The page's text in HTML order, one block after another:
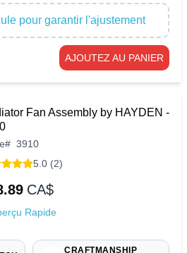
pour garantir l'ajustement
AJOUTEZ AU PANIER
Fan Assembly by HAYDEN -
# 3910
5.0 (2)
CA$
Rapide
CRAFTMANSHIP